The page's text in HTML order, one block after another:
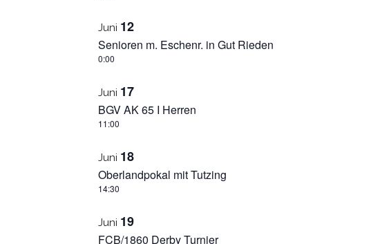
Juni 12
Senioren m. Eschenr. in Gut Rieden
0:00
Juni 17
BGV AK 65 I Herren
11:00
Juni 18
Oberlandpokal mit Tutzing
14:30
Juni 19
FCB/1860 Derby Turnier